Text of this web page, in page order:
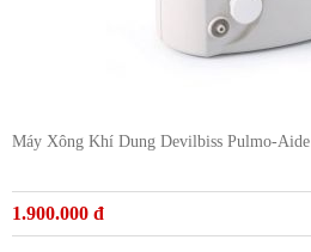
Máy Xông Khí Dung Devilbiss Pulmo-Aide
1.900.000 đ